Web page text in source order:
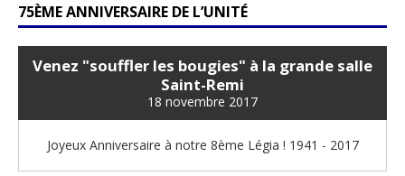
75ÈME ANNIVERSAIRE DE L’UNITÉ
Venez "souffler les bougies" à la grande salle
Saint-Remi
18 novembre 2017
Joyeux Anniversaire à notre 8ème Légia ! 1941 - 2017